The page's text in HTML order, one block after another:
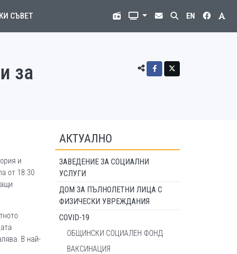
СЪВЕТ EN
за
и
от 18.30
В най-
АКТУАЛНО
ЗАВЕДЕНИЕ ЗА СОЦИАЛНИ
УСЛУГИ
ДОМ ЗА ПЪЛНОЛЕТНИ ЛИЦА С
ФИЗИЧЕСКИ УВРЕЖДАНИЯ
COVID-19
ОБЩИНСКИ СОЦИАЛЕН ФОНД
ВАКСИНАЦИЯ